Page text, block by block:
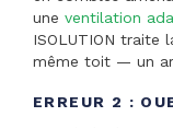
une ventilation
ISOLUTION traite
même toit — un
ERREUR 2 :